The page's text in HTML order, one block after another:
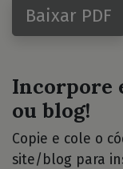
Baixar PDF
Incorpore
ou blog!
Copie e cole o
site/blog para